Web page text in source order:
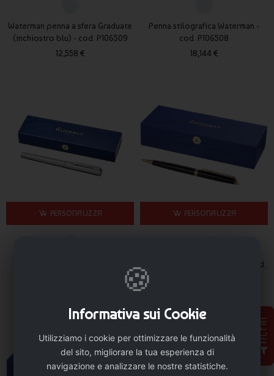
Waterman penna a sfera Graduate
(inchiostro blu) - cod. P106509
12,558 €
Penna stilografica Waterman -
cod. P106508
18,144 €
PERSONALIZZA PERSONALIZZA
Penna dal Design esclusivo - cod.
🍪
Informativa sui Cookie
Utilizziamo i cookie per ottimizzare le funzionalità
del sito, migliorare la tua esperienza di
navigazione e analizzare le nostre statistiche.
FILTRI